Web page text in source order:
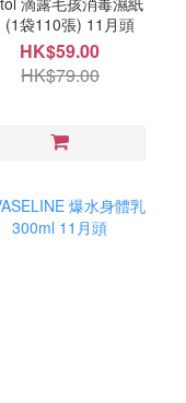
(1袋110張) 11月頭
HK$59.00
HK$79.00